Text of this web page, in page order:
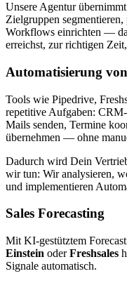
Unsere Agentur
Zielgruppen
Workflows einrichten —
erreichst, zur richtigen
Automatisierung
Tools wie Pipedrive,
repetitive Aufgaben:
Mails senden, Termine
übernehmen — ohne
Dadurch wird Dein
wir tun: Wir analysieren,
und implementieren
Sales Forecasting
Mit KI-gestütztem
Einstein oderFreshsales
Signale automatisch.